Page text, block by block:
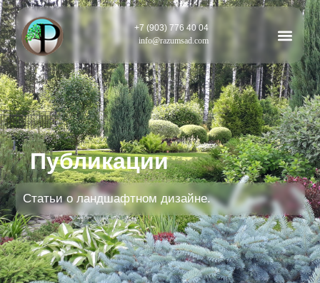
+7 (903) 776 40 04
info@razumsad.com
Публикации
Статьи о ландшафтном дизайне.